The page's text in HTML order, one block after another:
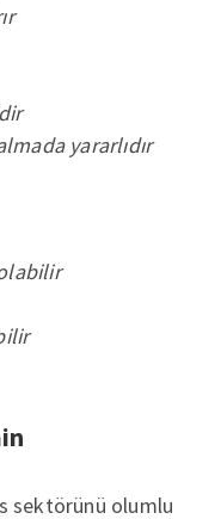
yararlıdır
sektörünü olumlu